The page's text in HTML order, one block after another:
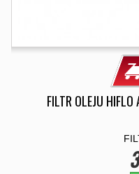
FILTR OLEJU